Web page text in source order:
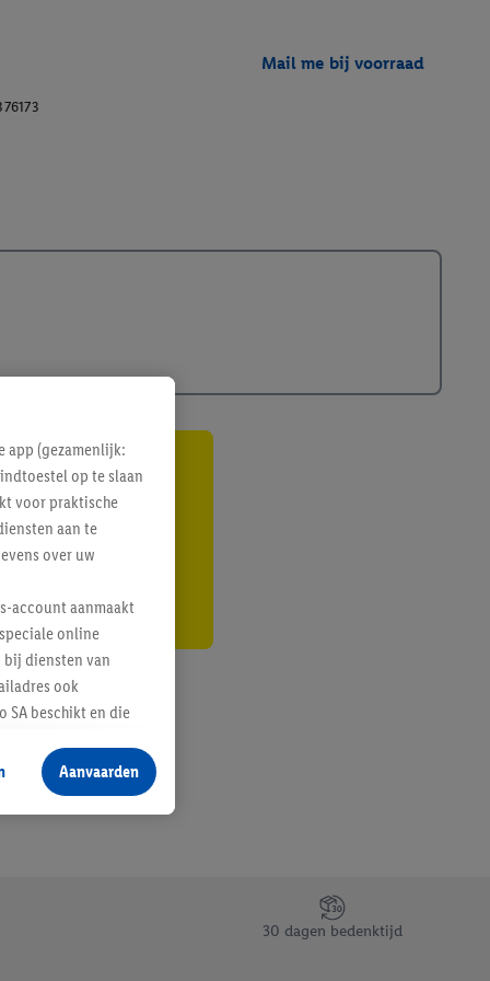
Mail me bij voorraad
30 dagen bedenktijd
app (gezamenlijk:
op te slaan
voor praktische
aan te
over uw
account aanmaakt
online
diensten van
ook
SA beschikt en die
producten waarin
voegen, maar het
als er met behulp
Door op
informatie,
Aanvaarden